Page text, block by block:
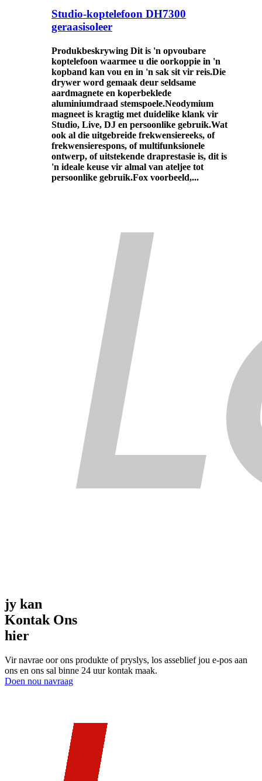
Studio-koptelefoon DH7300
geraasisoleer
Produkbeskrywing Dit is 'n opvoubare
koptelefoon waarmee u die oorkoppie in 'n
kopband kan vou en in 'n sak sit vir reis.Die
drywer word gemaak deur seldsame
aardmagnete en koperbeklede
aluminiumdraad stemspoele.Neodymium
magneet is kragtig met duidelike klank vir
Studio, Live, DJ en persoonlike gebruik.Wat
ook al die uitgebreide frekwensiereeks, of
frekwensierespons, of multifunksionele
ontwerp, of uitstekende draprestasie is, dit is
'n ideale keuse vir almal van ateljee tot
persoonlike gebruik.Fox voorbeeld,...
jy kan
Kontak Ons
hier
Vir navrae oor ons produkte of pryslys, los asseblief jou e-pos aan
ons en ons sal binne 24 uur kontak maak.
Doen nou navraag